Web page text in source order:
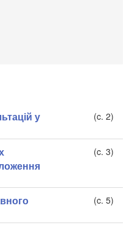
у
(c. 2)
(c. 3)
(c. 5)